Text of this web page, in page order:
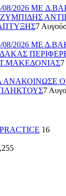
08/2026 ME
7
08/2026 ΜΕ
ΑΝΑΚΟΙΝΩΣΕ
7
16